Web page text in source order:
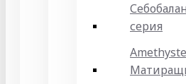
серия